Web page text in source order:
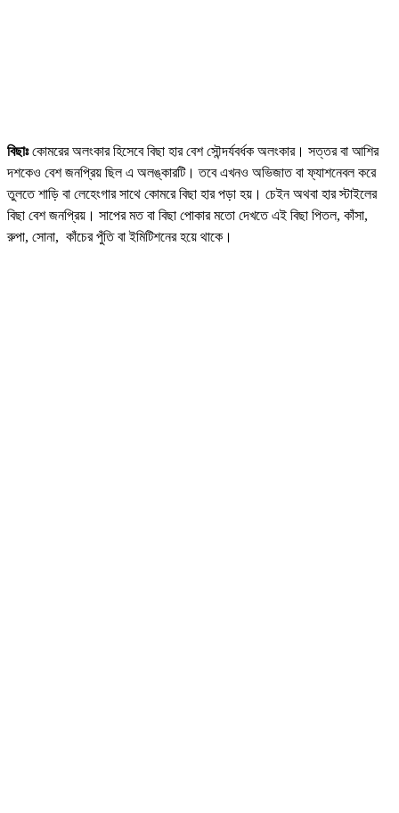
বিছাঃকোমরের অলংকার হিসেবে বিছা হার বেশ সৌন্দর্যবর্ধক অলংকার। সত্তর বা আশির
দশকেও বেশ জনপ্রিয় ছিল এ অলঙ্কারটি। তবে এখনও অভিজাত বা ফ্যাশনেবল করে
তুলতে শাড়ি বা লেহেংগার সাথে কোমরে বিছা হার পড়া হয়। চেইন অথবা হার স্টাইলের
বিছা বেশ জনপ্রিয়। সাপের মত বা বিছা পোকার মতো দেখতে এই বিছা পিতল, কাঁসা,
রুপা, সোনা, কাঁচের পুঁতি বা ইমিটিশনের হয়ে থাকে।